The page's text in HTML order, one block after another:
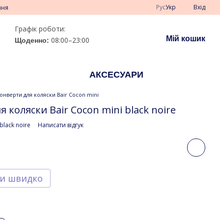
РусУкр Вхід
Графік роботи:
Щоденно: 08:00–23:00 Мій кошик
АКСЕСУАРИ
для коляски Bair Cocon mini
коляски Bair Cocon mini black noire
noire Написати відгук
швидко